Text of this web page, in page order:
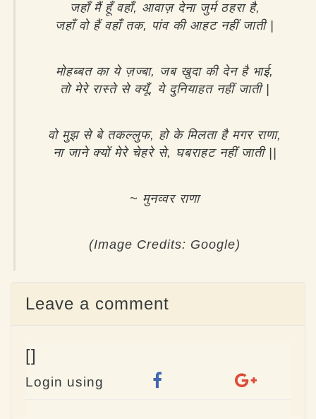
जहाँ मैं हूँ वहाँ, आवाज़ देना जुर्म ठहरा है,
जहाँ वो हैं वहाँ तक, पांव की आहट नहीं जाती |
मोहब्बत का ये ज़ज्बा, जब खुदा की देन है भाई,
तो मेरे रास्ते से क्यूँ, ये दुनियाहत नहीं जाती |
वो मुझ से बे तकल्लुफ, हो के मिलता है मगर राणा,
ना जाने क्यों मेरे चेहरे से, घबराहट नहीं जाती ||
~ मुनव्वर राणा
(Image Credits: Google)
Leave a comment
[]
Login using